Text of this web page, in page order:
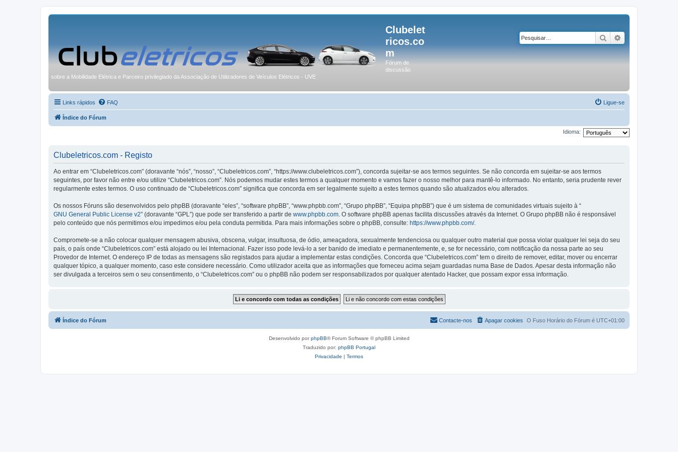
Clubelet
ricos.co
m
Fórum de
discussão
sobre a Mobilidade Elétrica e Parceiro privilegiado da Associação de Utilizadores de Veículos Elétricos - UVE
Pesquisar
Links rápidos FAQ Ligue-se
Índice do Fórum
Idioma:
Clubeletricos.com - Registo
Ao entrar em “Clubeletricos.com” (doravante “nós”, “nosso”, “Clubeletricos.com”, “https://www.clubeletricos.com”), concorda sujeitar-se aos termos seguintes. Se não concorda em sujeitar-se aos termos
seguintes, por favor não entre e/ou utilize “Clubeletricos.com”. Nós podemos mudar estes termos a qualquer momento e vamos fazer o nosso melhor para mantê-lo informado. No entanto, seria prudente rever
regularmente estes termos. O uso continuado de “Clubeletricos.com” significa que concorda em ser legalmente sujeito a estes termos quando são atualizados e/ou alterados.
Os nossos Fóruns são desenvolvidos pelo phpBB (doravante “eles”, “software phpBB”, “www.phpbb.com”, “Grupo phpBB”, “Equipa phpBB”) que é um sistema de comunidades virtuais sujeito à “
GNU General Public License v2” (doravante “GPL”) que pode ser transferido a partir de www.phpbb.com. O software phpBB apenas facilita discussões através da Internet. O Grupo phpBB não é responsável
pelo conteúdo que nós permitimos e/ou impedimos e/ou pela conduta permitida. Para mais informações sobre o phpBB, consulte: https://www.phpbb.com/.
Compromete-se a não colocar qualquer mensagem abusiva, obscena, vulgar, insultuosa, de ódio, ameaçadora, sexualmente tendenciosa ou qualquer outro material que possa violar qualquer lei seja do seu
país, o país onde “Clubeletricos.com” está alojado ou lei Internacional. Fazer isso pode levá-lo a ser banido de imediato e permanentemente, e, se for necessário, com notificação da nossa parte ao seu
Provedor de Internet. O endereço IP de todas as mensagens são registados para ajudar a implementar estas condições. Concorda que “Clubeletricos.com” tem o direito de remover, editar, mover ou encerrar
qualquer tópico, a qualquer momento, caso este considere necessário. Como utilizador aceita que as informações que forneceu acima sejam guardadas numa Base de Dados. Apesar desta informação não
ser divulgada a terceiros sem o seu consentimento, o “Clubeletricos.com” ou o phpBB não podem ser responsabilizados por qualquer atentado Hacker, que possam expor essa informação.
Índice do Fórum O Fuso Horário do Fórum é UTC+01:00
Apagar cookies
Contacte-nos
Desenvolvido porphpBB® Forum Software © phpBB Limited
Traduzido por: phpBB Portugal
Privacidade | Termos